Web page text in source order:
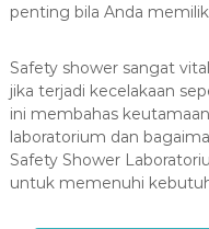
penting bila Anda
Safety shower sangat
jika terjadi kecelakaan
ini membahas
laboratorium dan
Safety Shower
untuk memenuhi